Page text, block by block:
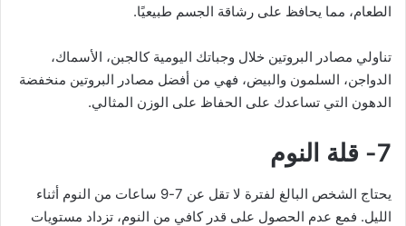
الطعام، مما يحافظ على رشاقة الجسم طبيعيًا.
تناولي مصادر البروتين خلال وجباتك اليومية كالجبن، الأسماك،
الدواجن، السلمون والبيض، فهي من أفضل مصادر البروتين منخفضة
الدهون التي تساعدك على الحفاظ على الوزن المثالي.
7- قلة النوم
يحتاج الشخص البالغ لفترة لا تقل عن 7-9 ساعات من النوم أثناء
الليل. فمع عدم الحصول على قدر كافي من النوم، تزداد مستويات